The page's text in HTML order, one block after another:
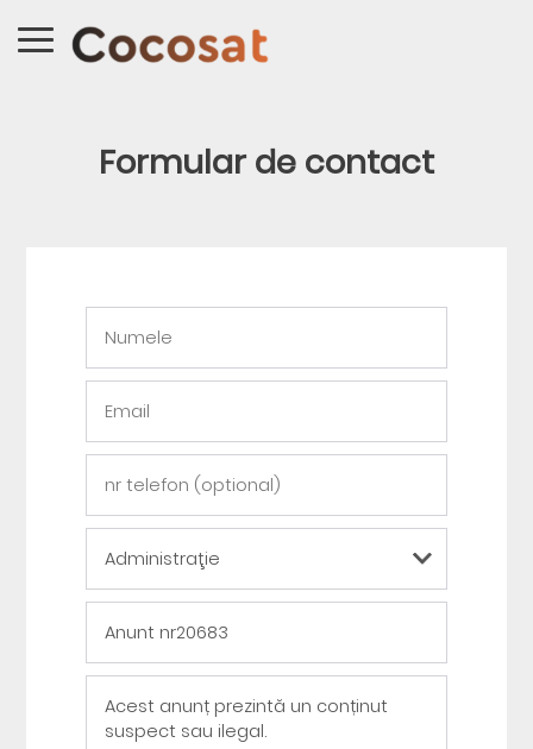
Formular de contact